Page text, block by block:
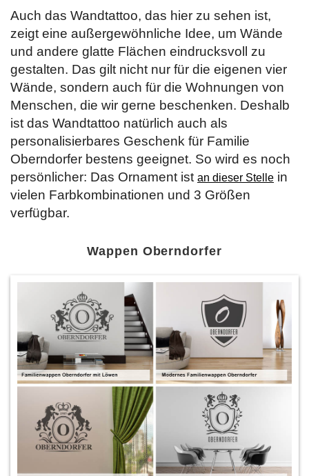
Auch das Wandtattoo, das hier zu sehen ist,
zeigt eine außergewöhnliche Idee, um Wände
und andere glatte Flächen eindrucksvoll zu
gestalten. Das gilt nicht nur für die eigenen vier
Wände, sondern auch für die Wohnungen von
Menschen, die wir gerne beschenken. Deshalb
ist das Wandtattoo natürlich auch als
personalisierbares Geschenk für Familie
Oberndorfer bestens geeignet. So wird es noch
persönlicher: Das Ornament ist an dieser Stelle in
vielen Farbkombinationen und 3 Größen
verfügbar.
Wappen Oberndorfer